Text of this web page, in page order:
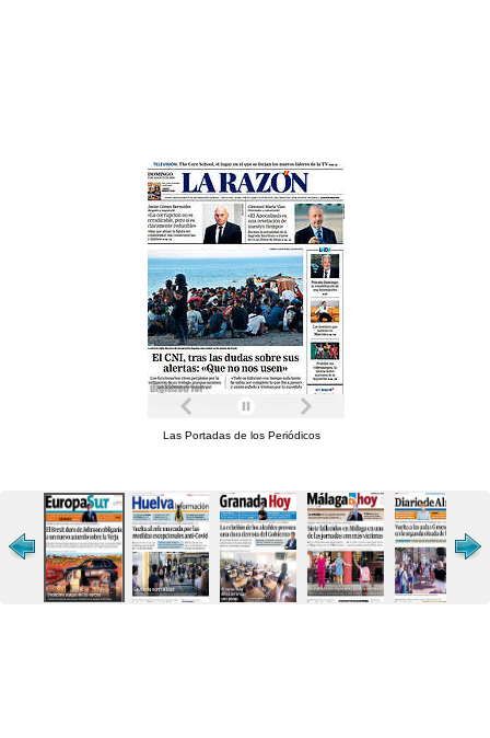
Las Portadas de los Periódicos